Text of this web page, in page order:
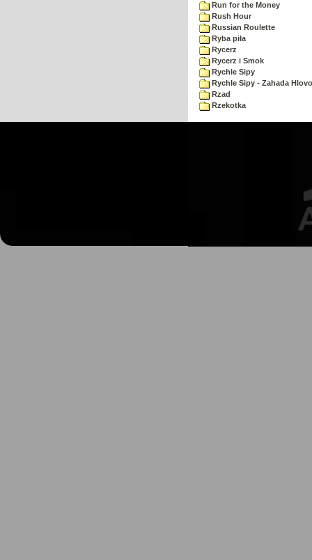
Run for the Money
Rush Hour
Russian Roulette
Ryba piła
Rycerz
Rycerz i Smok
Rychle Sipy
Rychle Sipy - Zahada
Rzad
Rzekotka